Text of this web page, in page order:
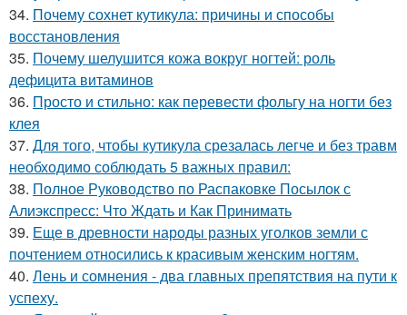
34. Почему сохнет кутикула: причины и способы
восстановления
35. Почему шелушится кожа вокруг ногтей: роль
дефицита витаминов
36. Просто и стильно: как перевести фольгу на ногти без
клея
37. Для того, чтобы кутикула срезалась легче и без травм
необходимо соблюдать 5 важных правил:
38. Полное Руководство по Распаковке Посылок с
Алиэкспресс: Что Ждать и Как Принимать
39. Еще в древности народы разных уголков земли с
почтением относились к красивым женским ногтям.
40. Лень и сомнения - два главных препятствия на пути к
успеху.